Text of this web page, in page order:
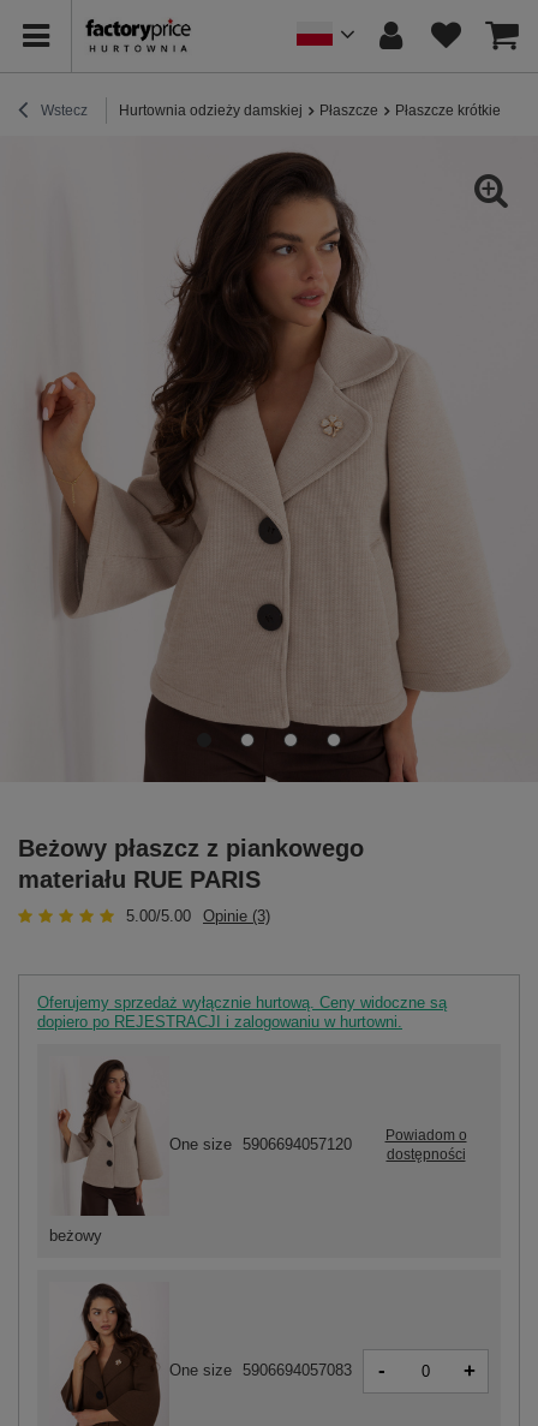
Wstecz Hurtownia odzieży damskiej Płaszcze Płaszcze krótkie
Beżowy płaszcz z piankowego
materiału RUE PARIS
5.00/5.00 Opinie (3)
Oferujemy sprzedaż wyłącznie hurtową. Ceny widoczne są
dopiero po REJESTRACJI i zalogowaniu w hurtowni.
One size 5906694057083 - +
beżowy
One size 5906694057120
Powiadom o
dostępności